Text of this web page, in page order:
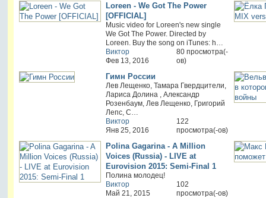
Loreen - We Got The Power
[OFFICIAL]
Music video for Loreen's new single
We Got The Power. Directed by
Loreen. Buy the song on iTunes: h…
Виктор
Фев 13, 2016
80 просмотра(-
ов)
Гимн России
Лев Лещенко, Тамара Гвердцители,
Лариса Долина , Александр
Розенбаум, Лев Лещенко, Григорий
Лепс, С…
Виктор
Янв 25, 2016
122
просмотра(-ов)
Polina Gagarina - A Million
Voices (Russia) - LIVE at
Eurovision 2015: Semi-Final 1
Полина молодец!
Виктор
Май 21, 2015
102
просмотра(-ов)